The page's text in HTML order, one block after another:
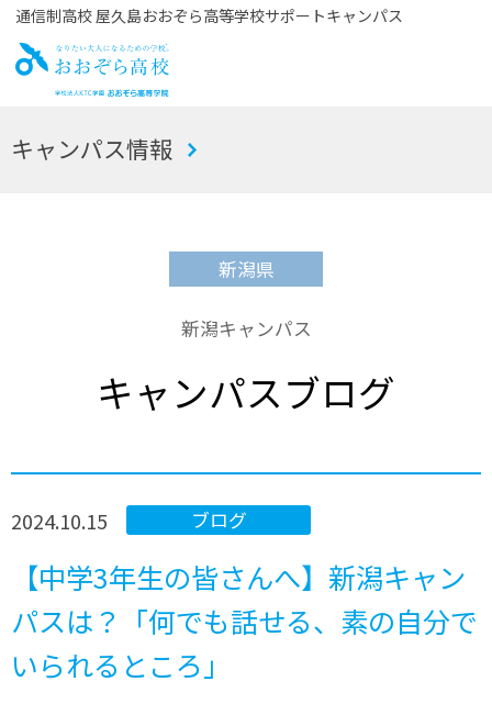
通信制高校 屋久島おおぞら高等学校サポートキャンパス
お
キャンパス情報
新潟県
新潟キャンパス
キャンパスブログ
ブログ
2024.10.15
【中学3年生の皆さんへ】新潟キャン
パスは？「何でも話せる、素の自分で
いられるところ」